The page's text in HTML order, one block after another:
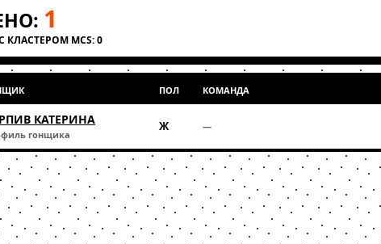
1
КЛАСТЕРОМ MCS: 0
ПОЛ КОМАНДА
КАТЕРИНА
гонщика
Ж —